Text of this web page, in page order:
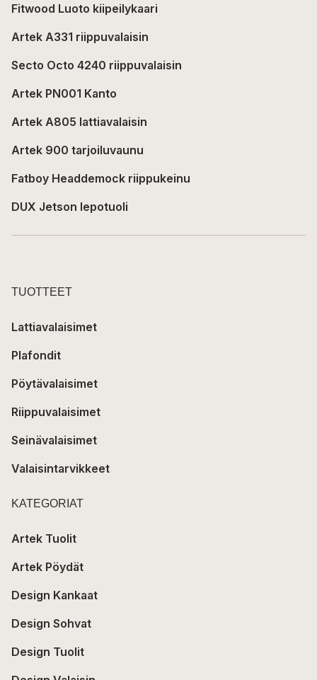
Fitwood Luoto kiipeilykaari
Artek A331 riippuvalaisin
Secto Octo 4240 riippuvalaisin
Artek PN001 Kanto
Artek A805 lattiavalaisin
Artek 900 tarjoiluvaunu
Fatboy Headdemock riippukeinu
DUX Jetson lepotuoli
TUOTTEET
Lattiavalaisimet
Plafondit
Pöytävalaisimet
Riippuvalaisimet
Seinävalaisimet
Valaisintarvikkeet
KATEGORIAT
Artek Tuolit
Artek Pöydät
Design Kankaat
Design Sohvat
Design Tuolit